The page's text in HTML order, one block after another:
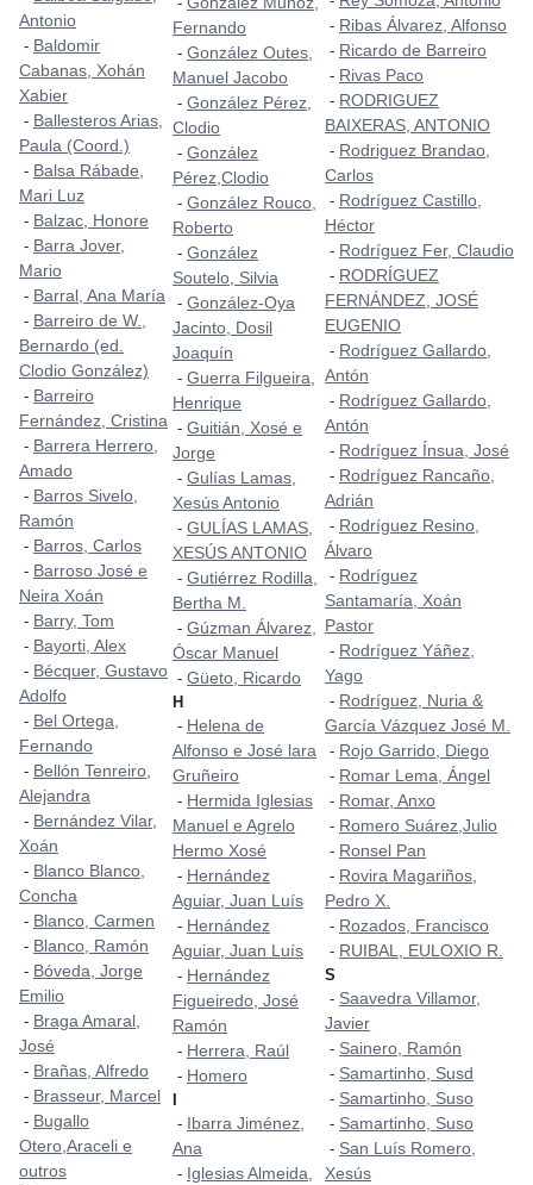
Antonio
- Baldomir
Cabanas, Xohán
Xabier
- Ballesteros Arias,
Paula (Coord.)
- Balsa Rábade,
Mari Luz
- Balzac, Honore
- Barra Jover,
Mario
- Barral, Ana María
- Barreiro de W.,
Bernardo (ed.
Clodio González)
- Barreiro
Fernández, Cristina
- Barrera Herrero,
Amado
- Barros Sivelo,
Ramón
- Barros, Carlos
- Barroso José e
Neira Xoán
- Barry, Tom
- Bayorti, Alex
- Bécquer, Gustavo
Adolfo
- Bel Ortega,
Fernando
- Bellón Tenreiro,
Alejandra
- Bernández Vilar,
Xoán
- Blanco Blanco,
Concha
- Blanco, Carmen
- Blanco, Ramón
- Bóveda, Jorge
Emilio
- Braga Amaral,
José
- Brañas, Alfredo
- Brasseur, Marcel
- Bugallo
Otero,Araceli e
outros
Fernando
- González Outes,
Manuel Jacobo
- González Pérez,
Clodio
- González
Pérez,Clodio
- González Rouco,
Roberto
- González
Soutelo, Silvia
- González-Oya
Jacinto, Dosil
Joaquín
- Guerra Filgueira,
Henrique
- Guitián, Xosé e
Jorge
- Gulías Lamas,
Xesús Antonio
- GULÍAS LAMAS,
XESÚS ANTONIO
- Gutiérrez Rodilla,
Bertha M.
- Gúzman Álvarez,
Óscar Manuel
- Güeto, Ricardo
H
- Helena de
Alfonso e José lara
Gruñeiro
- Hermida Iglesias
Manuel e Agrelo
Hermo Xosé
- Hernández
Aguiar, Juan Luís
- Hernández
Aguiar, Juan Luís
- Hernández
Figueiredo, José
Ramón
- Herrera, Raúl
- Homero
- Ibarra Jiménez,
Ana
- Iglesias Almeida,
- Ribas Álvarez, Alfonso
- Ricardo de Barreiro
- Rivas Paco
- RODRIGUEZ
BAIXERAS, ANTONIO
- Rodriguez Brandao,
Carlos
- Rodríguez Castillo,
Héctor
- Rodríguez Fer, Claudio
- RODRÍGUEZ
FERNÁNDEZ, JOSÉ
EUGENIO
- Rodríguez Gallardo,
Antón
- Rodríguez Gallardo,
Antón
- Rodríguez Ínsua, José
- Rodríguez Rancaño,
Adrián
- Rodríguez Resino,
Álvaro
- Rodríguez
Santamaría, Xoán
Pastor
- Rodríguez Yáñez,
Yago
- Rodríguez, Nuria &
García Vázquez José M.
- Rojo Garrido, Diego
- Romar Lema, Ángel
- Romar, Anxo
- Romero Suárez,Julio
- Ronsel Pan
- Rovira Magariños,
Pedro X.
- Rozados, Francisco
- RUIBAL, EULOXIO R.
S
- Saavedra Villamor,
Javier
- Sainero, Ramón
- Samartinho, Susd
- Samartinho, Suso
- Samartinho, Suso
- San Luís Romero,
Xesús